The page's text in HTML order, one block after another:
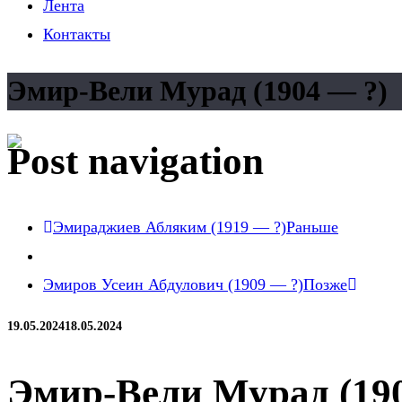
Лента
Контакты
Эмир-Вели Мурад (1904 — ?)
Post navigation
Эмираджиев Абляким (1919 — ?)Раньше
Эмиров Усеин Абдулович (1909 — ?)Позже
19.05.202418.05.2024
Эмир-Вели Мурад